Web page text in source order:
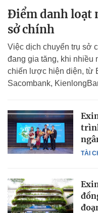
Điểm danh loạt
sở chính
Việc dịch chuyển trụ sở
đang gia tăng, khi nhiều
chiến lược hiện diện, từ
Sacombank,
TÀI